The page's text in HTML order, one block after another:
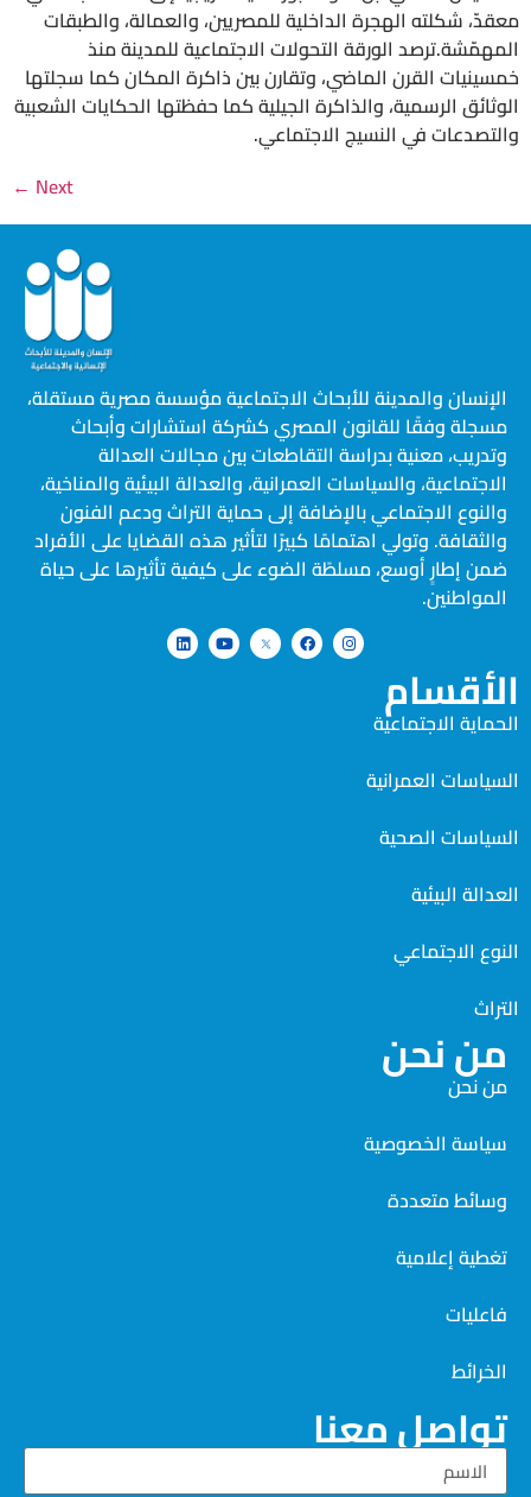
معقدّ، شكلته الهجرة الداخلية للمصريين، والعمالة، والطبقات
المهمّشة.ترصد الورقة التحولات الاجتماعية للمدينة منذ
خمسينيات القرن الماضي، وتقارن بين ذاكرة المكان كما سجلتها
الوثائق الرسمية، والذاكرة الجيلية كما حفظتها الحكايات الشعبية
والتصدعات في النسيج الاجتماعي.
Next
←
الإنسان والمدينة للأبحاث الاجتماعية مؤسسة مصرية مستقلة،
مسجلة وفقًا للقانون المصري كشركة استشارات وأبحاث
وتدريب، معنية بدراسة التقاطعات بين مجالات العدالة
الاجتماعية، والسياسات العمرانية، والعدالة البيئية والمناخية،
والنوع الاجتماعي بالإضافة إلى حماية التراث ودعم الفنون
والثقافة. وتولي اهتمامًا كبيرًا لتأثير هذه القضايا على الأفراد
ضمن إطارٍ أوسع، مسلطًة الضوء على كيفية تأثيرها على حياة
المواطنين.
الأقسام
الحماية الاجتماعية
السياسات العمرانية
السياسات الصحية
العدالة البيئية
النوع الاجتماعي
التراث
من نحن
من نحن
سياسة الخصوصية
وسائط متعددة
تغطية إعلامية
فاعليات
الخرائط
تواصل معنا